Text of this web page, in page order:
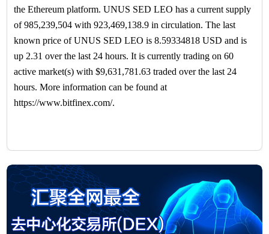
the Ethereum platform. UNUS SED LEO has a current supply
of 985,239,504 with 923,469,138.9 in circulation. The last
known price of UNUS SED LEO is 8.59334818 USD and is
up 2.31 over the last 24 hours. It is currently trading on 60
active market(s) with $9,631,781.63 traded over the last 24
hours. More information can be found at
https://www.bitfinex.com/.